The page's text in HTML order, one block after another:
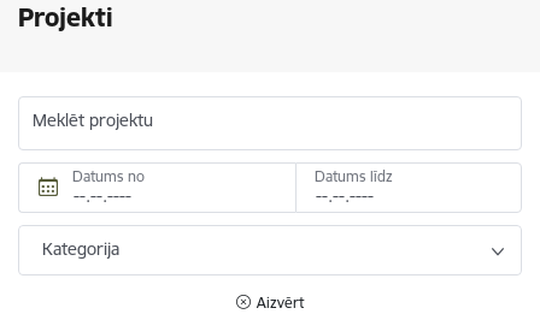
Projekti
Meklēt projektu
Datums no Datums līdz
Kategorija
Aizvērt